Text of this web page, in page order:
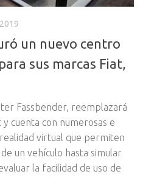
un nuevo centro
sus marcas Fiat,
Fassbender, reemplazará
cuenta con numerosas e
virtual que permiten
un vehículo hasta simular
la facilidad de uso de